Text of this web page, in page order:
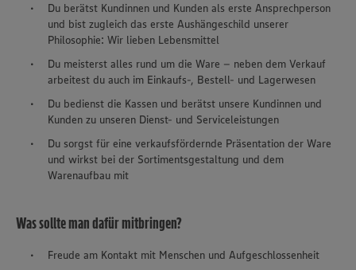
Du berätst Kundinnen und Kunden als erste Ansprechperson
und bist zugleich das erste Aushängeschild unserer
Philosophie: Wir lieben Lebensmittel
Du meisterst alles rund um die Ware – neben dem Verkauf
arbeitest du auch im Einkaufs-, Bestell- und Lagerwesen
Du bedienst die Kassen und berätst unsere Kundinnen und
Kunden zu unseren Dienst- und Serviceleistungen
Du sorgst für eine verkaufsfördernde Präsentation der Ware
und wirkst bei der Sortimentsgestaltung und dem
Warenaufbau mit
Was sollte man dafür mitbringen?
Freude am Kontakt mit Menschen und Aufgeschlossenheit